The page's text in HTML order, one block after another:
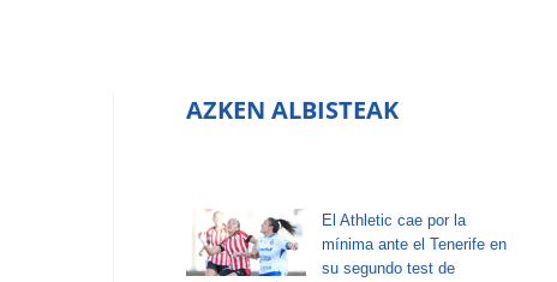
AZKEN ALBISTEAK
El Athletic cae por la
mínima ante el Tenerife en
su segundo test de